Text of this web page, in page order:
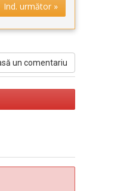
Ind. următor »
un comentariu